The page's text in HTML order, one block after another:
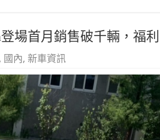
場首月銷售破千輛，福
, 國內, 新車資訊